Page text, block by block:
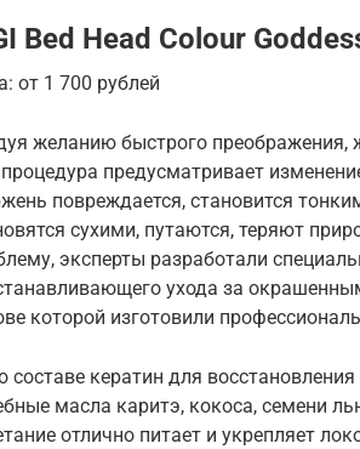
Bed Head Colour
от 1 700 рублей
желанию быстрого
предусматривает
повреждается, становится
сухими, путаются, теряют
эксперты разработали
ухода за
которой изготовили
составе кератин для
масла каритэ, кокоса, семени
отлично питает и укрепляет